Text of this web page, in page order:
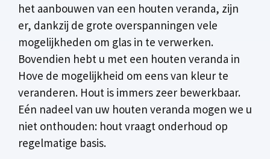
het aanbouwen van een houten veranda, zijn
er, dankzij de grote overspanningen vele
mogelijkheden om glas in te verwerken.
Bovendien hebt u met een houten veranda in
Hove de mogelijkheid om eens van kleur te
veranderen. Hout is immers zeer bewerkbaar.
Eén nadeel van uw houten veranda mogen we u
niet onthouden: hout vraagt onderhoud op
regelmatige basis.